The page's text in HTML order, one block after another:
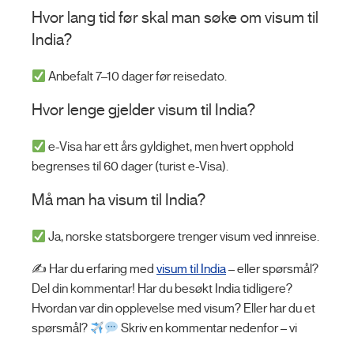
Hvor lang tid før skal man søke om visum til
India?
Anbefalt 7–10 dager før reisedato.
Hvor lenge gjelder visum til India?
e-Visa har ett års gyldighet, men hvert opphold
begrenses til 60 dager (turist e-Visa).
Må man ha visum til India?
Ja, norske statsborgere trenger visum ved innreise.
✍️ Har du erfaring med visum til India– eller spørsmål?
Del din kommentar! Har du besøkt India tidligere?
Hvordan var din opplevelse med visum? Eller har du et
spørsmål?
Skriv en kommentar nedenfor – vi